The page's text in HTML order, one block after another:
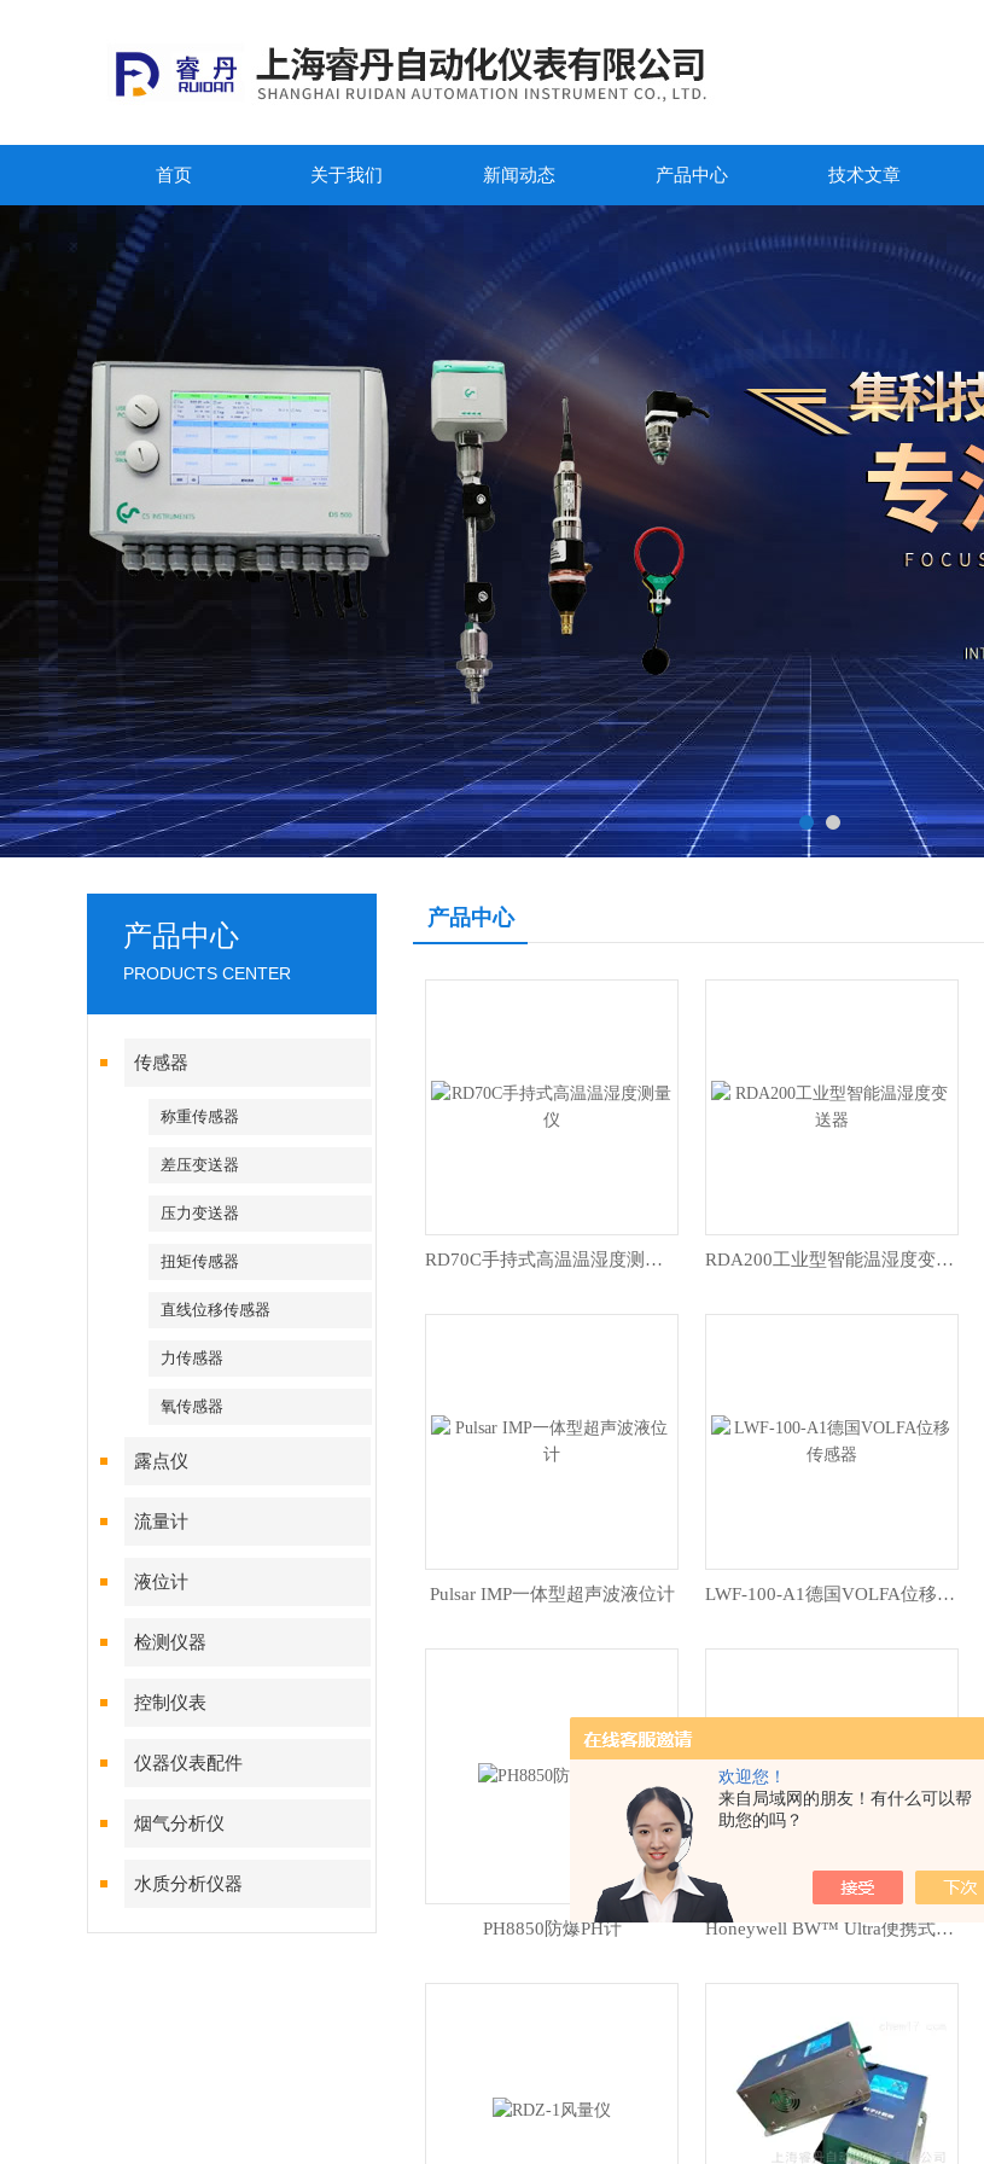
欢迎您！
来自局域网的朋友！有什么可以帮
助您的吗？
首页 关于我们 新闻动态 产品中心 技术文章
产品中心
PRODUCTS CENTER
传感器
称重传感器
差压变送器
压力变送器
扭矩传感器
直线位移传感器
力传感器
氧传感器
露点仪
流量计
液位计
检测仪器
控制仪表
仪器仪表配件
烟气分析仪
水质分析仪器
产品中心
RD70C手持式高温温湿度测量仪 RDA200工业型智能温湿度变送器
Pulsar IMP一体型超声波液位计 LWF-100-A1德国VOLFA位移传感器
PH8850防爆PH计 Honeywell BW™ Ultra便携式五合一气体检测仪